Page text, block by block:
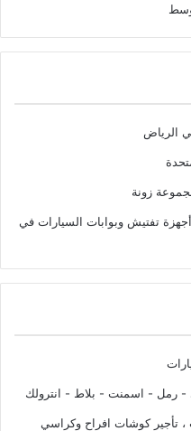
الرياض
زونة
تفتيش وبوابات السيارات في
رمل - اسمنت - بلاط - انترولك
، تأجير كوشات افراح وكراسي